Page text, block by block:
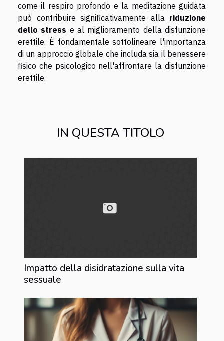
come il respiro profondo e la meditazione guidata
può contribuire significativamente alla riduzione
dello stress e al miglioramento della disfunzione
erettile. È fondamentale sottolineare l'importanza
di un approccio globale che includa sia il benessere
fisico che psicologico nell'affrontare la disfunzione
erettile.
IN QUESTA TITOLO
Impatto della disidratazione sulla vita
sessuale